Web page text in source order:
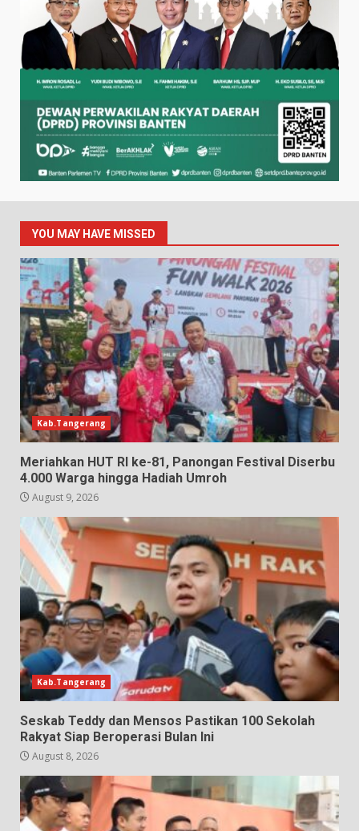
YOU MAY HAVE MISSED
Kab.Tangerang
Meriahkan HUT RI ke-81, Panongan Festival Diserbu
4.000 Warga hingga Hadiah Umroh
August 9, 2026
Kab.Tangerang
Seskab Teddy dan Mensos Pastikan 100 Sekolah
Rakyat Siap Beroperasi Bulan Ini
August 8, 2026